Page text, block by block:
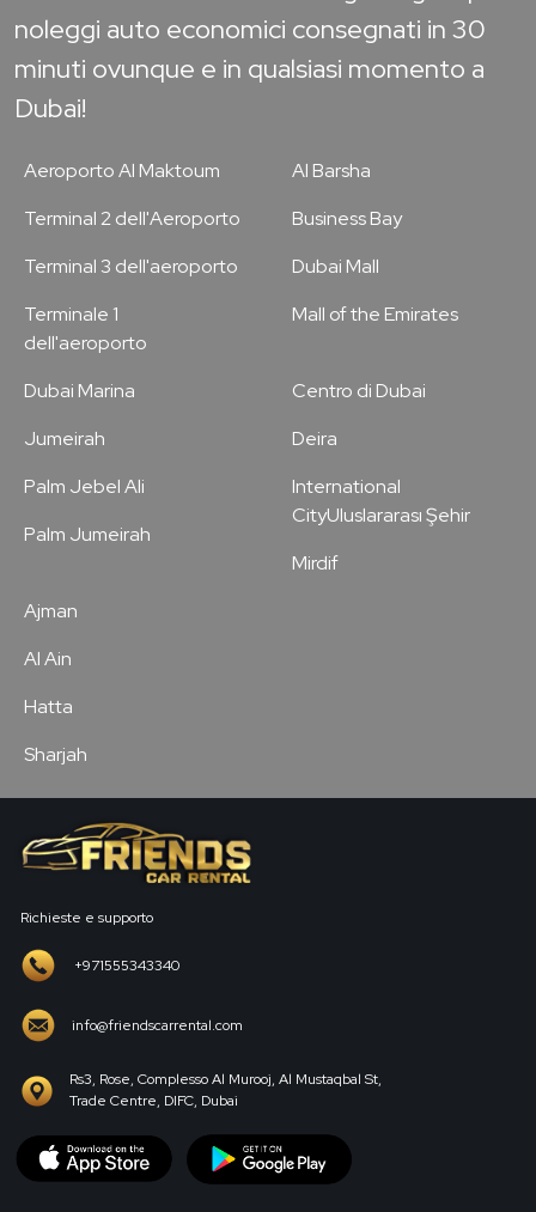
noleggi auto economici consegnati in 30
minuti ovunque e in qualsiasi momento a
Dubai!
Aeroporto Al Maktoum
Terminal 2 dell'Aeroporto
Terminal 3 dell'aeroporto
Terminale 1
dell'aeroporto
Al Barsha
Business Bay
Dubai Mall
Mall of the Emirates
Dubai Marina
Jumeirah
Palm Jebel Ali
Palm Jumeirah
Centro di Dubai
Deira
International
CityUluslararası Şehir
Mirdif
Ajman
Al Ain
Hatta
Sharjah
Richieste e supporto
+971555343340
info@friendscarrental.com
Rs3, Rose, Complesso Al Murooj, Al Mustaqbal St,
Trade Centre, DIFC, Dubai